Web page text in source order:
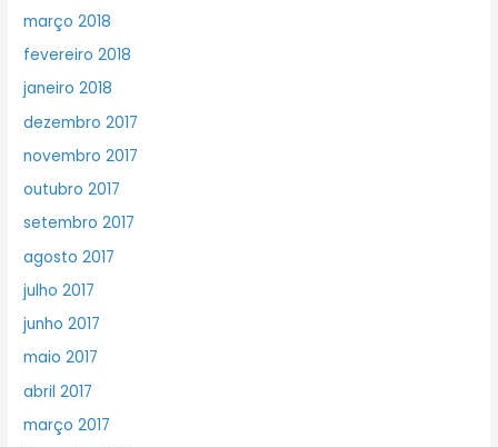
março 2018
fevereiro 2018
janeiro 2018
dezembro 2017
novembro 2017
outubro 2017
setembro 2017
agosto 2017
julho 2017
junho 2017
maio 2017
abril 2017
março 2017